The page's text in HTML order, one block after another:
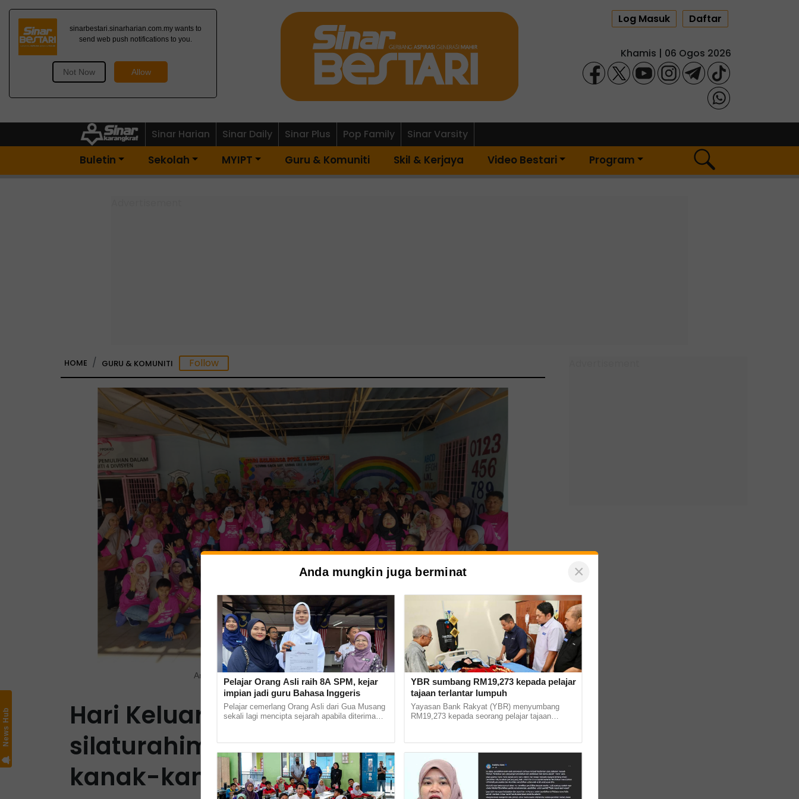
Dapatkan Newsletter
Log Masuk Daftar
Khamis | 06 Ogos 2026
Sinar Harian Sinar Daily Sinar Plus Pop Family Sinar Varsity
Buletin Sekolah MYIPT Guru & Komuniti Skil & Kerjaya Video Bestari Program
HOME GURU & KOMUNITI
Antara yang hadir dalam program Hari Keluarga PPDK4D.
Hari Keluarga PPDK4D erat
silaturahim ibu bapa, guru dan
kanak-kanak OKU
News Hub
Anda mungkin juga berminat ×
Pelajar Orang Asli raih 8A SPM, kejar
impian jadi guru Bahasa Inggeris
Pelajar cemerlang Orang Asli dari Gua Musang
sekali lagi mencipta sejarah apabila diterima
YBR sumbang RM19,273 kepada pelajar
tajaan terlantar lumpuh
Yayasan Bank Rakyat (YBR) menyumbang
RM19,273 kepada seorang pelajar tajaan